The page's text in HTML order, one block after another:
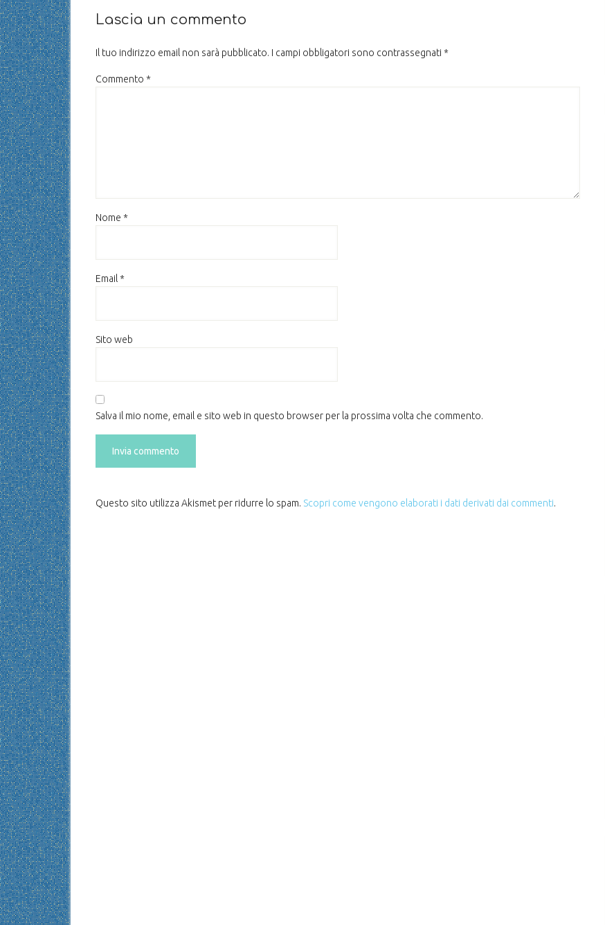
Lascia un commento
Il tuo indirizzo email non sarà pubblicato. I campi obbligatori sono contrassegnati *
Commento *
Nome *
Email *
Sito web
Salva il mio nome, email e sito web in questo browser per la prossima volta che commento.
Questo sito utilizza Akismet per ridurre lo spam. Scopri come vengono elaborati i dati derivati dai commenti.